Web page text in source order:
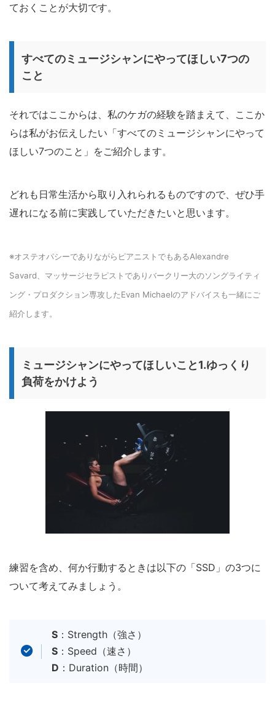
ておくことが大切です。
すべてのミュージシャンにやってほしい7つの
こと
それではここからは、私のケガの経験を踏まえて、ここか
らは私がお伝えしたい「すべてのミュージシャンにやって
ほしい7つのこと」をご紹介します。
どれも日常生活から取り入れられるものですので、ぜひ手
遅れになる前に実践していただきたいと思います。
※オステオパシーでありながらピアニストでもあるAlexandre
Savard、マッサージセラピストでありバークリー大のソングライティ
ング・プロダクション専攻したEvan Michaelのアドバイスも一緒にご
紹介します。
ミュージシャンにやってほしいこと1.ゆっくり
負荷をかけよう
練習を含め、何か行動するときは以下の「SSD」の3つに
ついて考えてみましょう。
S：Strength（強さ）
S：Speed（速さ）
D ：Duration（時間）